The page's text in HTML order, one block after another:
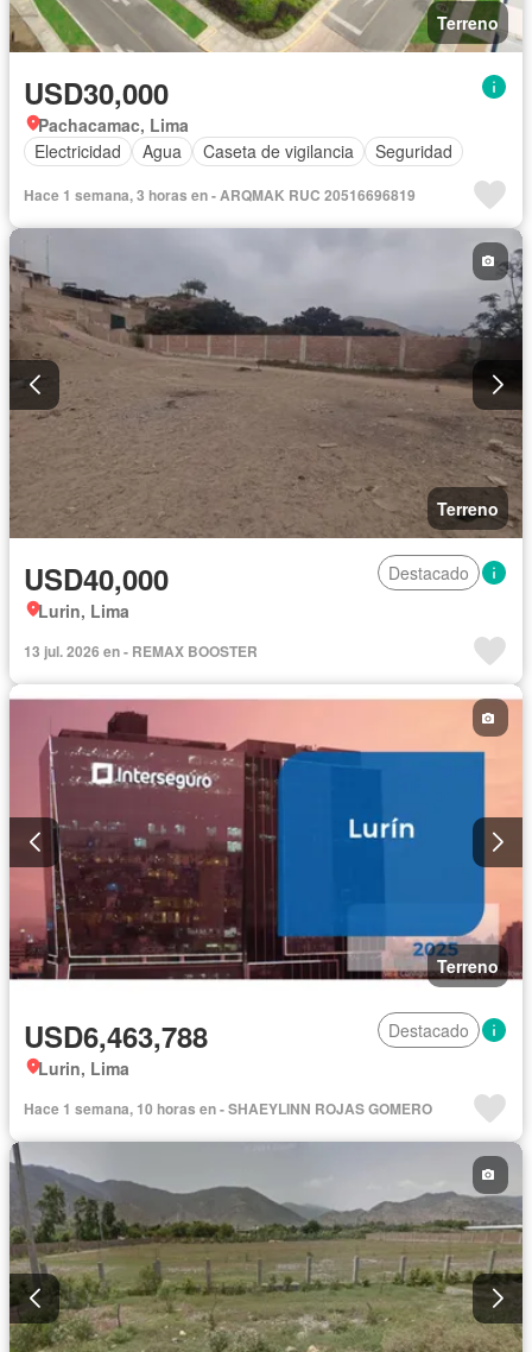
Terreno
USD30,000
Pachacamac, Lima
Electricidad
Agua Caseta de vigilancia Seguridad
Hace 1 semana, 3 horas en - ARQMAK RUC 20516696819
Terreno
USD40,000
Destacado
Lurin, Lima
13 jul. 2026 en - REMAX BOOSTER
Terreno
USD6,463,788
Destacado
Lurin, Lima
Hace 1 semana, 10 horas en - SHAEYLINN ROJAS GOMERO